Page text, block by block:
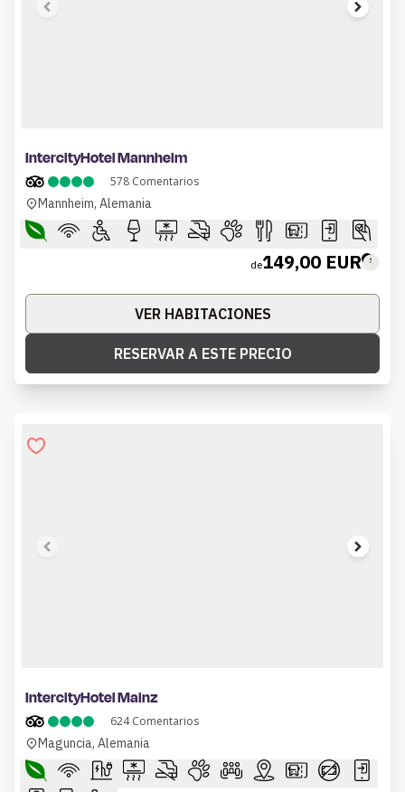
IntercityHotel Mannheim
578 Comentarios
Mannheim, Alemania
de149,00 EUR
VER HABITACIONES
RESERVAR A ESTE PRECIO
IntercityHotel Mainz
624 Comentarios
Maguncia, Alemania